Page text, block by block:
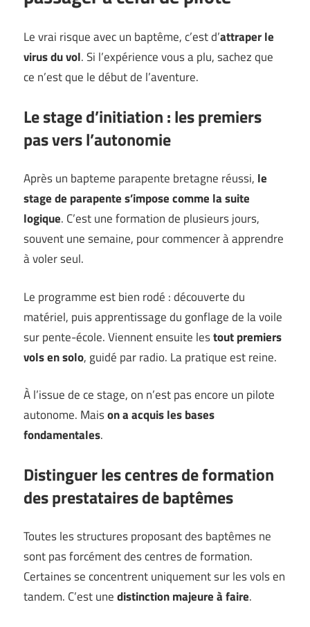
Le vrai risque avec un baptême, c’est d’attraper le
virus du vol. Si l’expérience vous a plu, sachez que
ce n’est que le début de l’aventure.
Le stage d’initiation : les premiers
pas vers l’autonomie
Après un bapteme parapente bretagne réussi, le
stage de parapente s’impose comme la suite
logique. C’est une formation de plusieurs jours,
souvent une semaine, pour commencer à apprendre
à voler seul.
Le programme est bien rodé : découverte du
matériel, puis apprentissage du gonflage de la voile
sur pente-école. Viennent ensuite lestout premiers
vols en solo, guidé par radio. La pratique est reine.
À l’issue de ce stage, on n’est pas encore un pilote
autonome. Maison a acquis les bases
fondamentales.
Distinguer les centres de formation
des prestataires de baptêmes
Toutes les structures proposant des baptêmes ne
sont pas forcément des centres de formation.
Certaines se concentrent uniquement sur les vols en
tandem. C’est unedistinction majeure à faire.